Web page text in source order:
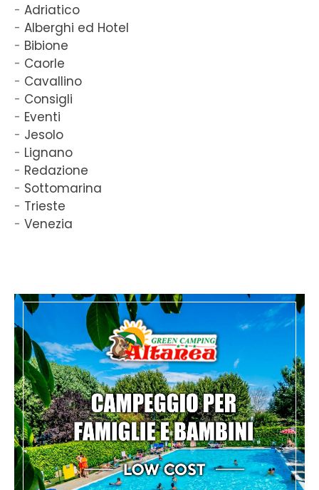
Adriatico
Alberghi ed Hotel
Bibione
Caorle
Cavallino
Consigli
Eventi
Jesolo
Lignano
Redazione
Sottomarina
Trieste
Venezia